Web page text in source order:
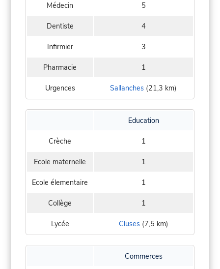
Médecin 5
Dentiste 4
Infirmier 3
Pharmacie 1
Urgences Sallanches (21,3 km)
Education
Crèche 1
Ecole maternelle 1
Ecole élementaire 1
Collège 1
Lycée Cluses(7,5 km)
Commerces